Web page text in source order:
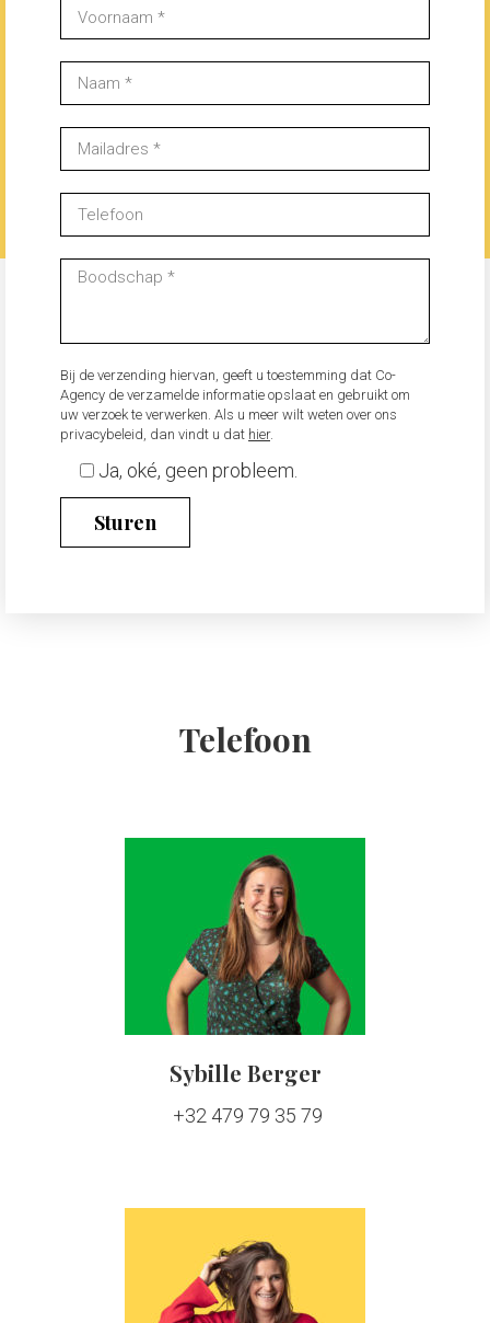
Bij de verzending hiervan, geeft u toestemming dat Co-
Agency de verzamelde informatie opslaat en gebruikt om
uw verzoek te verwerken. Als u meer wilt weten over ons
privacybeleid, dan vindt u dat hier.
Ja, oké, geen probleem.
Telefoon
Sybille Berger
+32 479 79 35 79